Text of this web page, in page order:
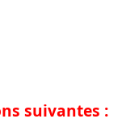
suivantes :